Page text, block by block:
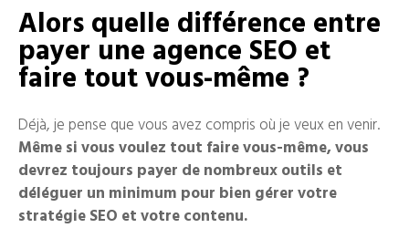
Alors quelle différence entre
payer une agence SEO et
faire tout vous-même ?
Déjà, je pense que vous avez compris où je veux en venir.
Même si vous voulez tout faire vous-même, vous
devrez toujours payer de nombreux outils et
déléguer un minimum pour bien gérer votre
stratégie SEO et votre contenu.